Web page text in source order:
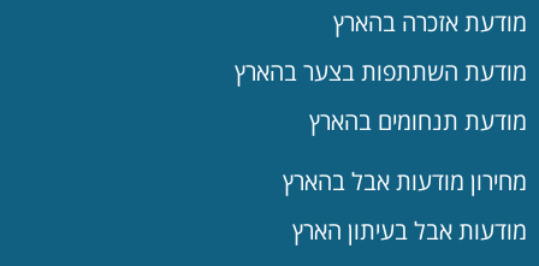
מודעת אזכרה בהארץ
מודעת השתתפות בצער בהארץ
מודעת תנחומים בהארץ
מחירון מודעות אבל בהארץ
מודעות אבל בעיתון הארץ